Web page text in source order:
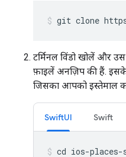
git clone
टर्मिनल विंडो खोलें और
फ़ाइलें अनज़िप की हैं. इसके
जिसका आपको इस्तेमाल
SwiftUI Swift